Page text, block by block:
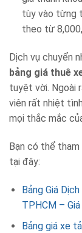
tùy vào từng
theo từ
Dịch vụ chuyển
bảng giá thuê
tuyệt vời. Ngoài
viên rất nhiệt
mọi thắc mắc
Bạn có thể tham
tại đây:
Bảng Giá
TPHCM – Giá
Bảng giá xe